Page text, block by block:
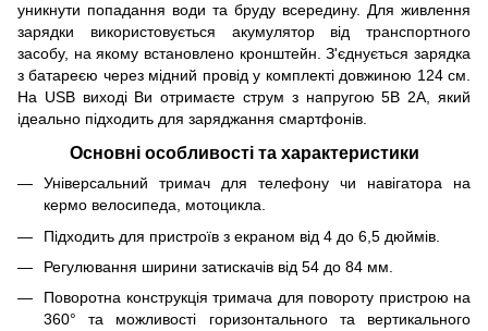
уникнути попадання води та бруду всередину. Для живлення
зарядки використовується акумулятор від транспортного
засобу, на якому встановлено кронштейн. З'єднується зарядка
з батареєю через мідний провід у комплекті довжиною 124 см.
На USB виході Ви отримаєте струм з напругою 5В 2А, який
ідеально підходить для заряджання смартфонів.
Основні особливості та характеристики
Універсальний тримач для телефону чи навігатора на
кермо велосипеда, мотоцикла.
Підходить для пристроїв з екраном від 4 до 6,5 дюймів.
Регулювання ширини затискачів від 54 до 84 мм.
Поворотна конструкція тримача для повороту пристрою на
360° та можливості горизонтального та вертикального